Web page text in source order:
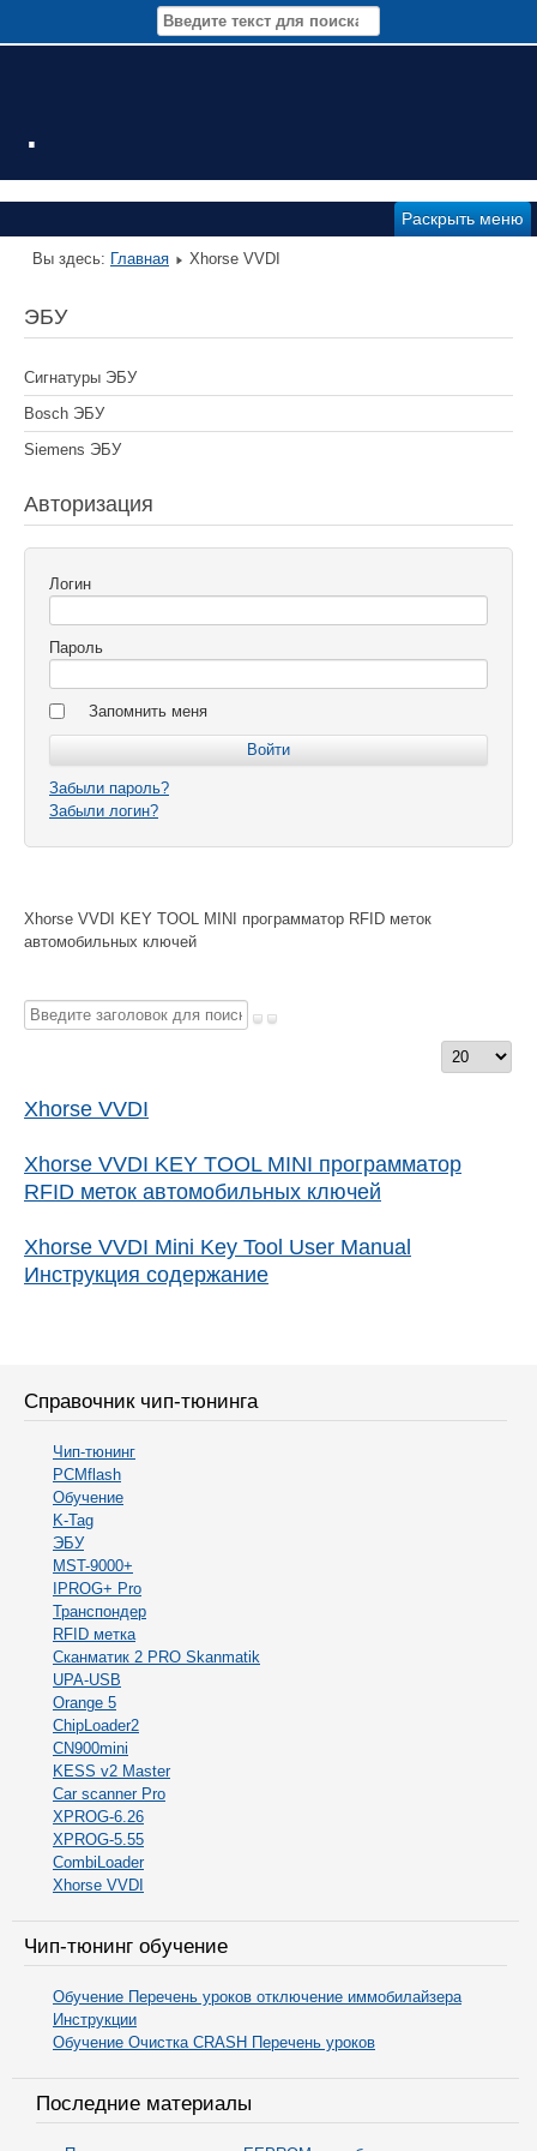
.
Раскрыть меню
Вы здесь: Главная Xhorse VVDI
ЭБУ
Сигнатуры ЭБУ
Bosch ЭБУ
Siemens ЭБУ
Авторизация
Логин
Пароль
Запомнить меня
Забыли пароль?
Забыли логин?
Xhorse VVDI KEY TOOL MINI программатор RFID меток
автомобильных ключей
Введите
поиска...
Кол-
Xhorse VVDI
Xhorse VVDI KEY TOOL MINI программатор
RFID меток автомобильных ключей
Xhorse VVDI Mini Key Tool User Manual
Инструкция содержание
Справочник чип-тюнинга
Чип-тюнинг
PCMflash
Обучение
K-Tag
ЭБУ
MST-9000+
IPROG+ Pro
Транспондер
RFID метка
Сканматик 2 PRO Skanmatik
UPA-USB
Orange 5
ChipLoader2
CN900mini
KESS v2 Master
Car scanner Pro
XPROG-6.26
XPROG-5.55
CombiLoader
Xhorse VVDI
Чип-тюнинг обучение
Обучение Перечень уроков отключение иммобилайзера
Инструкции
Обучение Очистка CRASH Перечень уроков
Последние материалы